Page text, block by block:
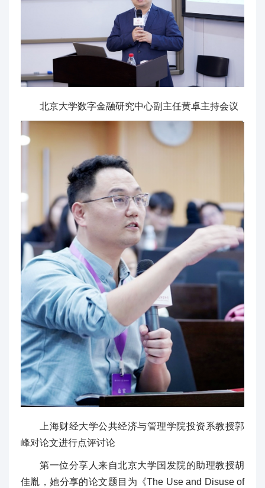
北京大学数字金融研究中心副主任黄卓主持会议
上海财经大学公共经济与管理学院投资系教授郭
峰对论文进行点评讨论
第一位分享人来自北京大学国发院的助理教授胡
佳胤，她分享的论文题目为《The Use and Disuse of